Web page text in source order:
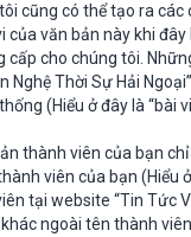
cũng có thể tạo ra các
của văn bản này khi
cấp cho chúng tôi.
Nghệ Thời Sự Hải
(Hiểu ở đây là “bài
thành viên của bạn
viên của bạn (Hiểu
tại website “Tin Tức
ngoài tên thành